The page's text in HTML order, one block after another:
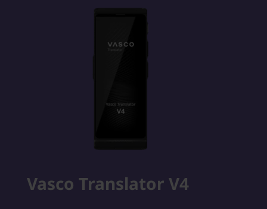
Vasco Translator V4